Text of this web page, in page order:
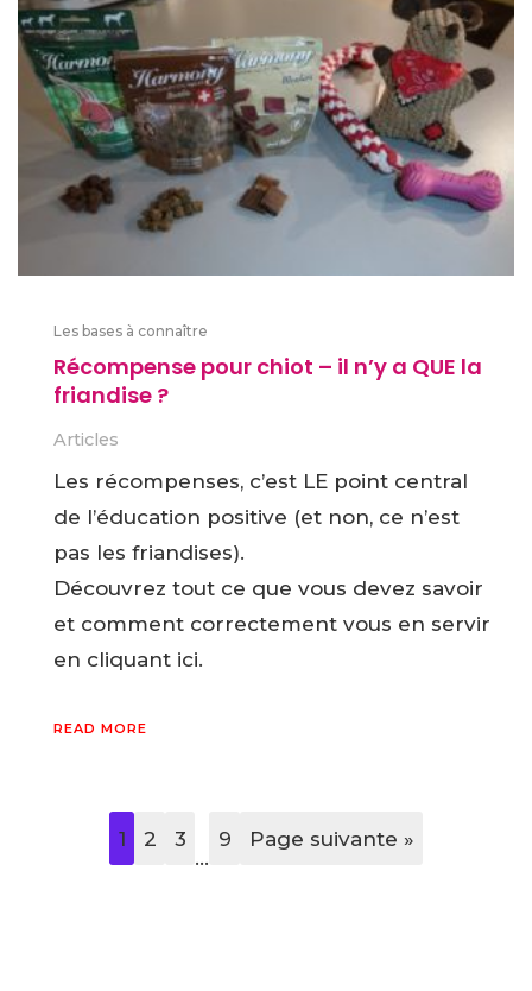
Les bases à connaître
Récompense pour chiot – il n’y a QUE la
friandise ?
Articles
Les récompenses, c’est LE point central
de l’éducation positive (et non, ce n’est
pas les friandises).
Découvrez tout ce que vous devez savoir
et comment correctement vous en servir
en cliquant ici.
READ MORE
1 2
3
…
9 Page suivante »